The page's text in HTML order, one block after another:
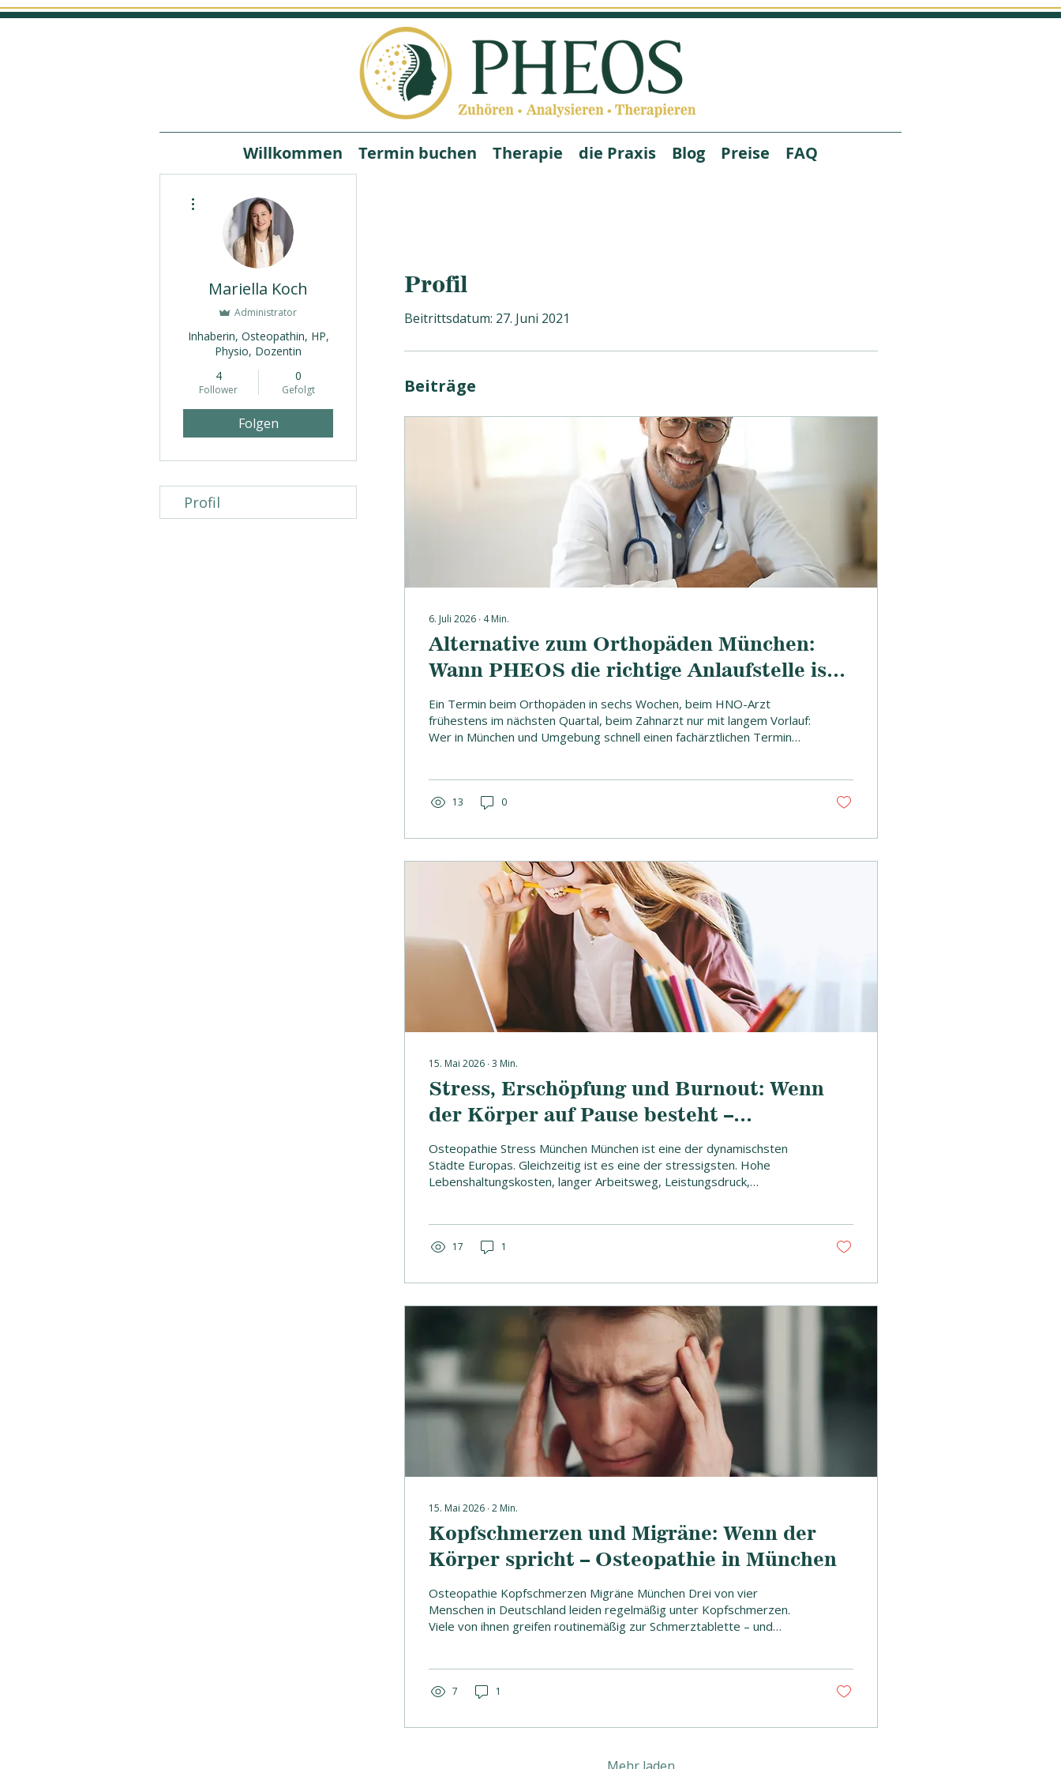
Willkommen Termin buchen Therapie die Praxis Blog Preise FAQ
Profil
Beitrittsdatum: 27. Juni 2021
Beiträge
6. Juli 2026 ∙ 4 Min.
Alternative zum Orthopäden München:
Wann PHEOS die richtige Anlaufstelle ist –
und wann der Facharzt ran muss
Ein Termin beim Orthopäden in sechs Wochen, beim HNO-Arzt
frühestens im nächsten Quartal, beim Zahnarzt nur mit langem Vorlauf:
Wer in München und Umgebung schnell einen fachärztlichen Termin
Heilpraktikerin begegnet mir diese Frage in der Praxis PHEOS
13 0
15. Mai 2026 ∙3 Min.
Stress, Erschöpfung und Burnout: Wenn
der Körper auf Pause besteht –
Osteopathie in München
Osteopathie Stress München München ist eine der dynamischsten
Städte Europas. Gleichzeitig ist es eine der stressigsten. Hohe
Lebenshaltungskosten, langer Arbeitsweg, Leistungsdruck,
Manchmal auch mit Herzrasen, Magen-Darm-Beschwerden oder dem
17 1
15. Mai 2026 ∙2 Min.
Kopfschmerzen und Migräne: Wenn der
Körper spricht – Osteopathie in München
Osteopathie Kopfschmerzen Migräne München Drei von vier
Menschen in Deutschland leiden regelmäßig unter Kopfschmerzen.
Viele von ihnen greifen routinemäßig zur Schmerztablette – und
könnte Osteopathie der entscheidende Schritt sein. Kopfschmerzen
7 1
Mariella Koch
Administrator
Inhaberin, Osteopathin, HP,
Physio, Dozentin
4
Follower
0
Gefolgt
Folgen
Profil